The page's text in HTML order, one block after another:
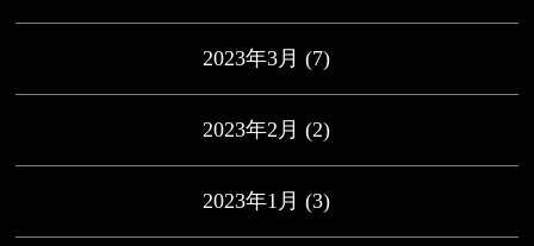
2023年3月 (7)
2023年2月 (2)
2023年1月 (3)